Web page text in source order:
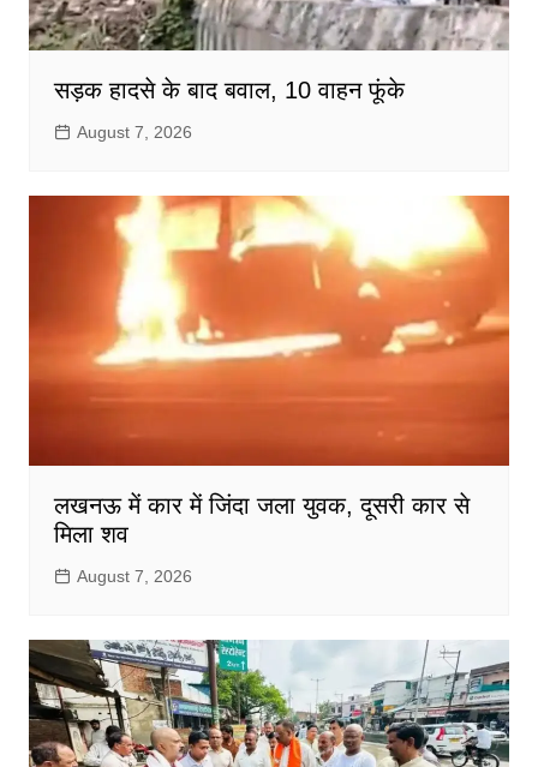
सड़क हादसे के बाद बवाल, 10 वाहन फूंके
August 7, 2026
लखनऊ में कार में जिंदा जला युवक, दूसरी कार से
मिला शव
August 7, 2026